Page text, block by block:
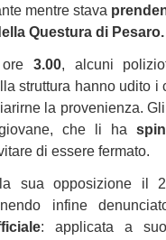
mentre stava
Questura di Pesaro.
ore 3.00, alcuni
struttura hanno udito
la provenienza.
che li ha
di essere fermato.
la sua opposizione il
infine
: applicata a